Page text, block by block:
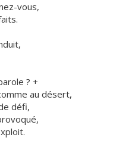
vous,
? +
au désert,
défi,